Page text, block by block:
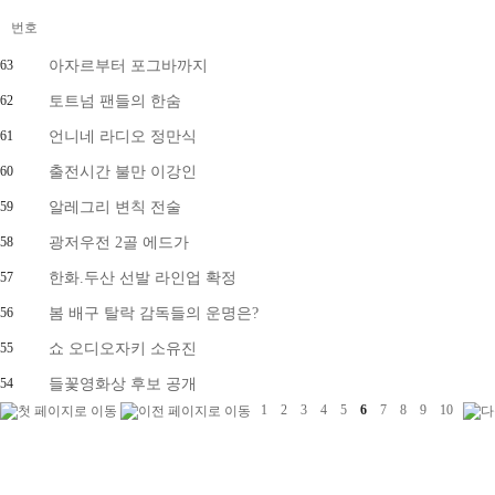
번호
63 아자르부터 포그바까지
62 토트넘 팬들의 한숨
61 언니네 라디오 정만식
60 출전시간 불만 이강인
59 알레그리 변칙 전술
58 광저우전 2골 에드가
57 한화.두산 선발 라인업 확정
56 봄 배구 탈락 감독들의 운명은?
55 쇼 오디오자키 소유진
54 들꽃영화상 후보 공개
1 2 3 4 5 6 7 8 9 10